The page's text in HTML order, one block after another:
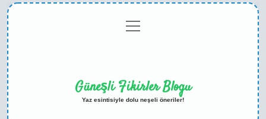
menüyü
aç
Güneşli Fikirler Blogu
Yaz esintisiyle dolu neşeli öneriler!